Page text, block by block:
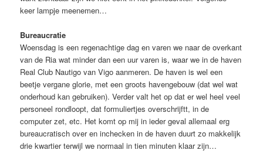
keer lampje meenemen…
Bureaucratie
Woensdag is een regenachtige dag en varen we naar de overkant
van de Ria wat minder dan een uur varen is, waar we in de haven
Real Club Nautigo van Vigo aanmeren. De haven is wel een
beetje vergane glorie, met een groots havengebouw (dat wel wat
onderhoud kan gebruiken). Verder valt het op dat er wel heel veel
personeel rondloopt, dat formuliertjes overschrijftt, in de
computer zet, etc. Het komt op mij in ieder geval allemaal erg
bureaucratisch over en inchecken in de haven duurt zo makkelijk
drie kwartier terwijl we normaal in tien minuten klaar zijn…